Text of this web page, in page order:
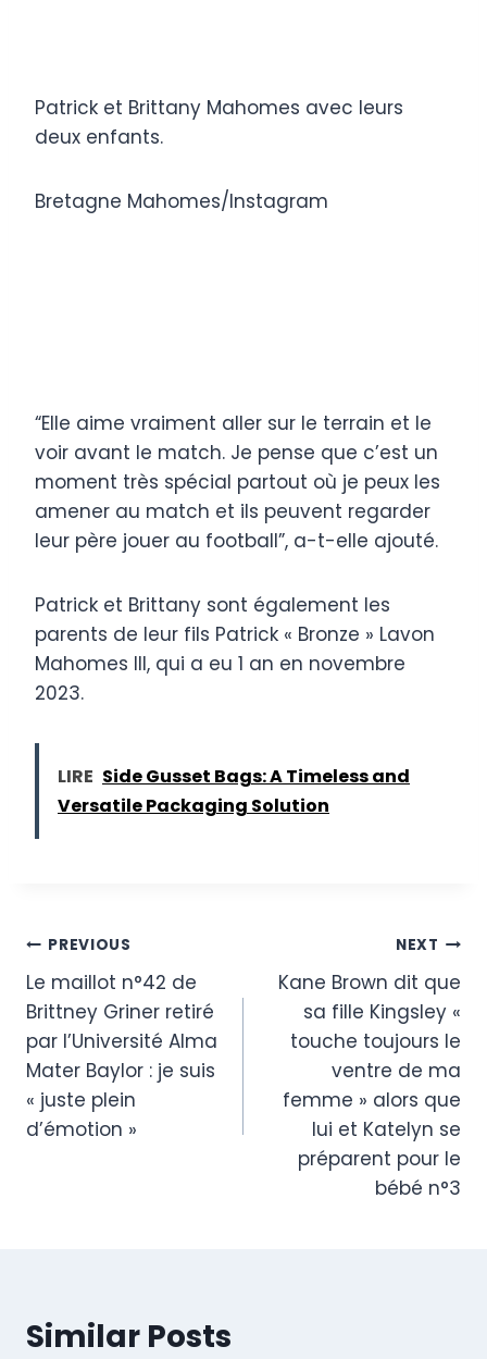
Patrick et Brittany Mahomes avec leurs
deux enfants.
Bretagne Mahomes/Instagram
“Elle aime vraiment aller sur le terrain et le
voir avant le match. Je pense que c’est un
moment très spécial partout où je peux les
amener au match et ils peuvent regarder
leur père jouer au football”, a-t-elle ajouté.
Patrick et Brittany sont également les
parents de leur fils Patrick « Bronze » Lavon
Mahomes III, qui a eu 1 an en novembre
2023.
LIRE Side Gusset Bags: A Timeless and
Versatile Packaging Solution
Post
navigation
PREVIOUS
Le maillot n°42 de
Brittney Griner retiré
par l’Université Alma
Mater Baylor : je suis
« juste plein
d’émotion »
NEXT
Kane Brown dit que
sa fille Kingsley «
touche toujours le
ventre de ma
femme » alors que
lui et Katelyn se
préparent pour le
bébé n°3
Similar Posts